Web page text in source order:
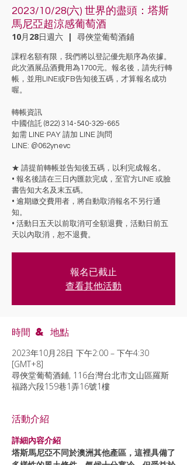
2023/10/28(六) 世界的盡頭：塔斯
馬尼亞超涼感葡萄酒
10月28日週六
  |
尋俠堂葡萄酒鋪
課程名額有限，我們將以登記優先順序為依據。
此次酒展品酒費用為1700元。報名後，請先行轉
帳，並用LINE或FB告知後五碼，才算報名成功
喔。
轉帳資訊
中國信託 (822) 314-540-329-665
如需 LINE PAY 請加 LINE 詢問
LINE: @062ynevc
★ 請提前轉帳並告知後五碼，以利完成報名。
• 報名後請在三日內匯款完成，至官方LINE 或臉
書告知大名及末五碼。
• 逾期繳交費用者，將自動取消報名不另行通
知。
• 活動日五天以前取消可全額退費，活動日前五
天以內取消，恕不退費。
報名已截止
查看其他活動
時間 & 地點
2023年10月28日 下午2:00 – 下午4:30
[GMT+8]
尋俠堂葡萄酒鋪, 116台灣台北市文山區羅斯
福路六段159巷1弄16號1樓
活動介紹
詳細內容介紹
塔斯馬尼亞不同於澳洲其他產區，這裡具備了